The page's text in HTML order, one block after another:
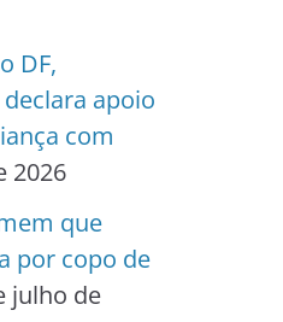
DF,
apoio
com
2026
que
por copo de
julho de